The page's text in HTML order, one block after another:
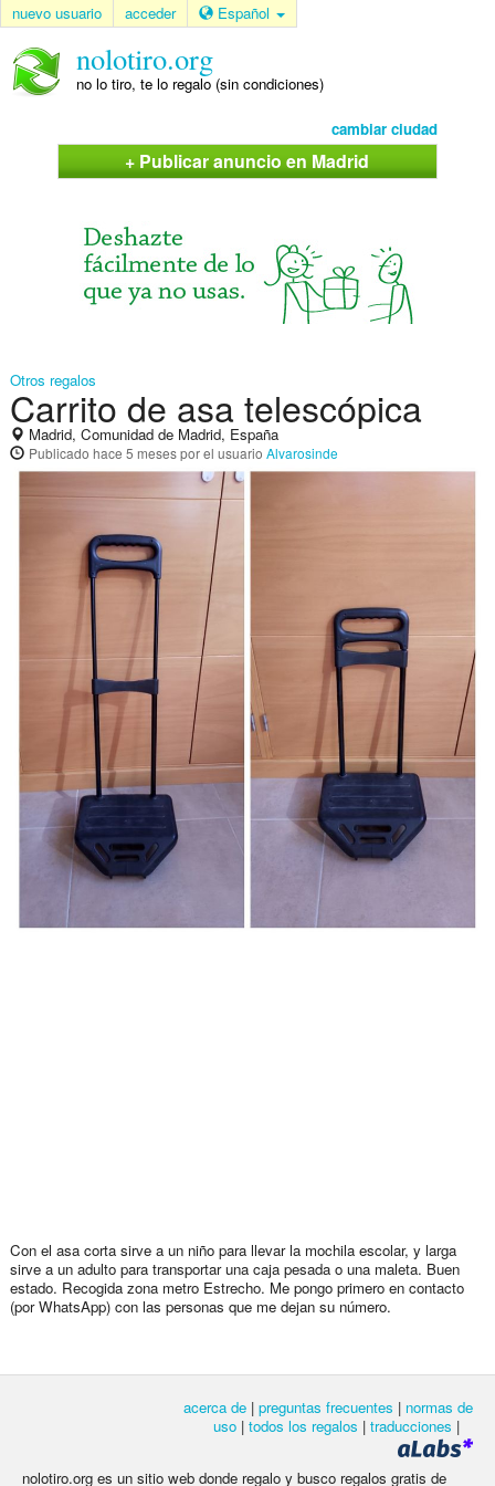
nuevo usuario acceder Español
nolotiro.org
no lo tiro, te lo regalo (sin condiciones)
cambiar ciudad
+ Publicar anuncio en Madrid
Otros regalos
Carrito de asa telescópica
Madrid, Comunidad de Madrid, España
Publicado hace 5 mesespor el usuario Alvarosinde
Con el asa corta sirve a un niño para llevar la mochila escolar, y larga
sirve a un adulto para transportar una caja pesada o una maleta. Buen
estado. Recogida zona metro Estrecho. Me pongo primero en contacto
(por WhatsApp) con las personas que me dejan su número.
acerca de | preguntas frecuentes | normas de
uso | todos los regalos | traducciones |
nolotiro.org es un sitio web donde regalo y busco regalos gratis de